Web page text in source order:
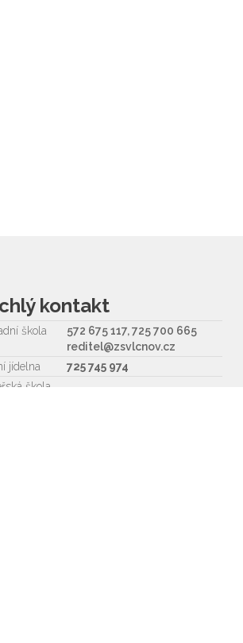
kontakt
škola
572 675 117, 725 700 665
reditel@zsvlcnov.cz
jídelna
725 745 974
škola